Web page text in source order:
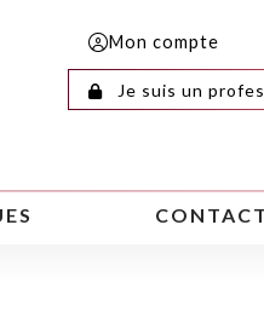
Mon compte
Je suis un
CONTACT